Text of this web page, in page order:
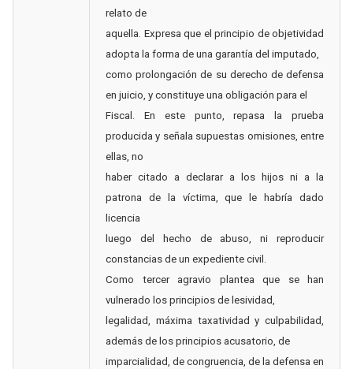
relato de
aquella. Expresa que el principio de objetividad
adopta la forma de una garantía del imputado,
como prolongación de su derecho de defensa
en juicio, y constituye una obligación para el
Fiscal. En este punto, repasa la prueba
producida y señala supuestas omisiones, entre
ellas, no
haber citado a declarar a los hijos ni a la
patrona de la víctima, que le habría dado
licencia
luego del hecho de abuso, ni reproducir
constancias de un expediente civil.
Como tercer agravio plantea que se han
vulnerado los principios de lesividad,
legalidad, máxima taxatividad y culpabilidad,
además de los principios acusatorio, de
imparcialidad, de congruencia, de la defensa en